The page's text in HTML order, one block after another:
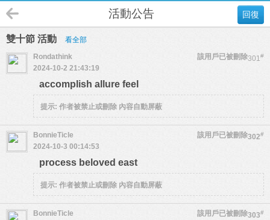
回復
活動公告
雙十節 活動 看全部
301#
Rondathink
該用戶已被刪除
2024-10-2 21:43:19
accomplish allure feel
提示: 作者被禁止或刪除 內容自動屏蔽
302#
BonnieTicle
該用戶已被刪除
2024-10-3 00:14:53
process beloved east
提示: 作者被禁止或刪除 內容自動屏蔽
303#
BonnieTicle
該用戶已被刪除